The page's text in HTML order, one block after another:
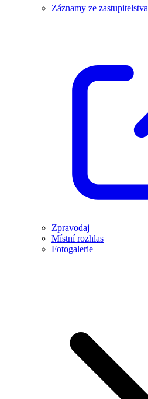
Záznamy ze zastupitelstva
Zpravodaj
Místní rozhlas
Fotogalerie